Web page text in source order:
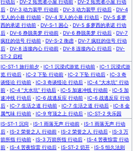
行动后 · DV-2 拓荒者小屋 行动前 · DV-2 拓荒者小屋 行动
后 · DV-3 动力装甲 行动前 · DV-3 动力装甲 行动后 · DV-4
无人的小巷 行动前 · DV-4 无人的小巷 行动后 · DV-5 多萝
西的承诺 行动前 · DV-S-1 困心 · DV-5 多萝西的承诺 行动
后 · DV-6 挣脱美梦 行动前 · DV-6 挣脱美梦 行动后 · DV-7
疯狂的信号 行动前 · DV-S-2 衡虑 · DV-7 疯狂的信号 行动
后 · DV-8 连接内心 行动前 · DV-8 连接内心 行动后 · DV-
ST-2 启程
IC-ST-1 旅行前夕 · IC-1 沉浸式游览 行动前 · IC-1 沉浸式游
览 行动后 · IC-2 下坠 行动前 · IC-2 下坠 行动后 · IC-3 奇
谈怪论 行动前 · IC-3 奇谈怪论 行动后 · IC-4 “大水坑” 行动
前 · IC-4 “大水坑” 行动后 · IC-5 加速冲线 行动前 · IC-5 加
速冲线 行动后 · IC-6 战逃反应 行动前 · IC-6 战逃反应 行动
后 · IC-7 生活之道 行动前 · IC-7 生活之道 行动后 · IC-8 金
属气味 行动前 · IC-9 穹顶之上 行动后 · IC-ST-2 失乐园
IS-ST-1 沉疴 · IS-1 雨落无声 行动前 · IS-1 雨落无声 行动
后 · IS-2 荣誉之人 行动前 · IS-2 荣誉之人 行动后 · IS-3 万
箭所指 行动前 · IS-3 万箭所指 行动后 · IS-4 苦夜惊雷 行动
前 · IS-4 苦夜惊雷 行动后 · IS-ST-2 切开 · IS-5 恒久法则